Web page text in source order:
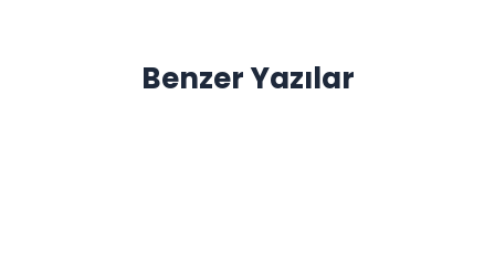
Benzer Yazılar